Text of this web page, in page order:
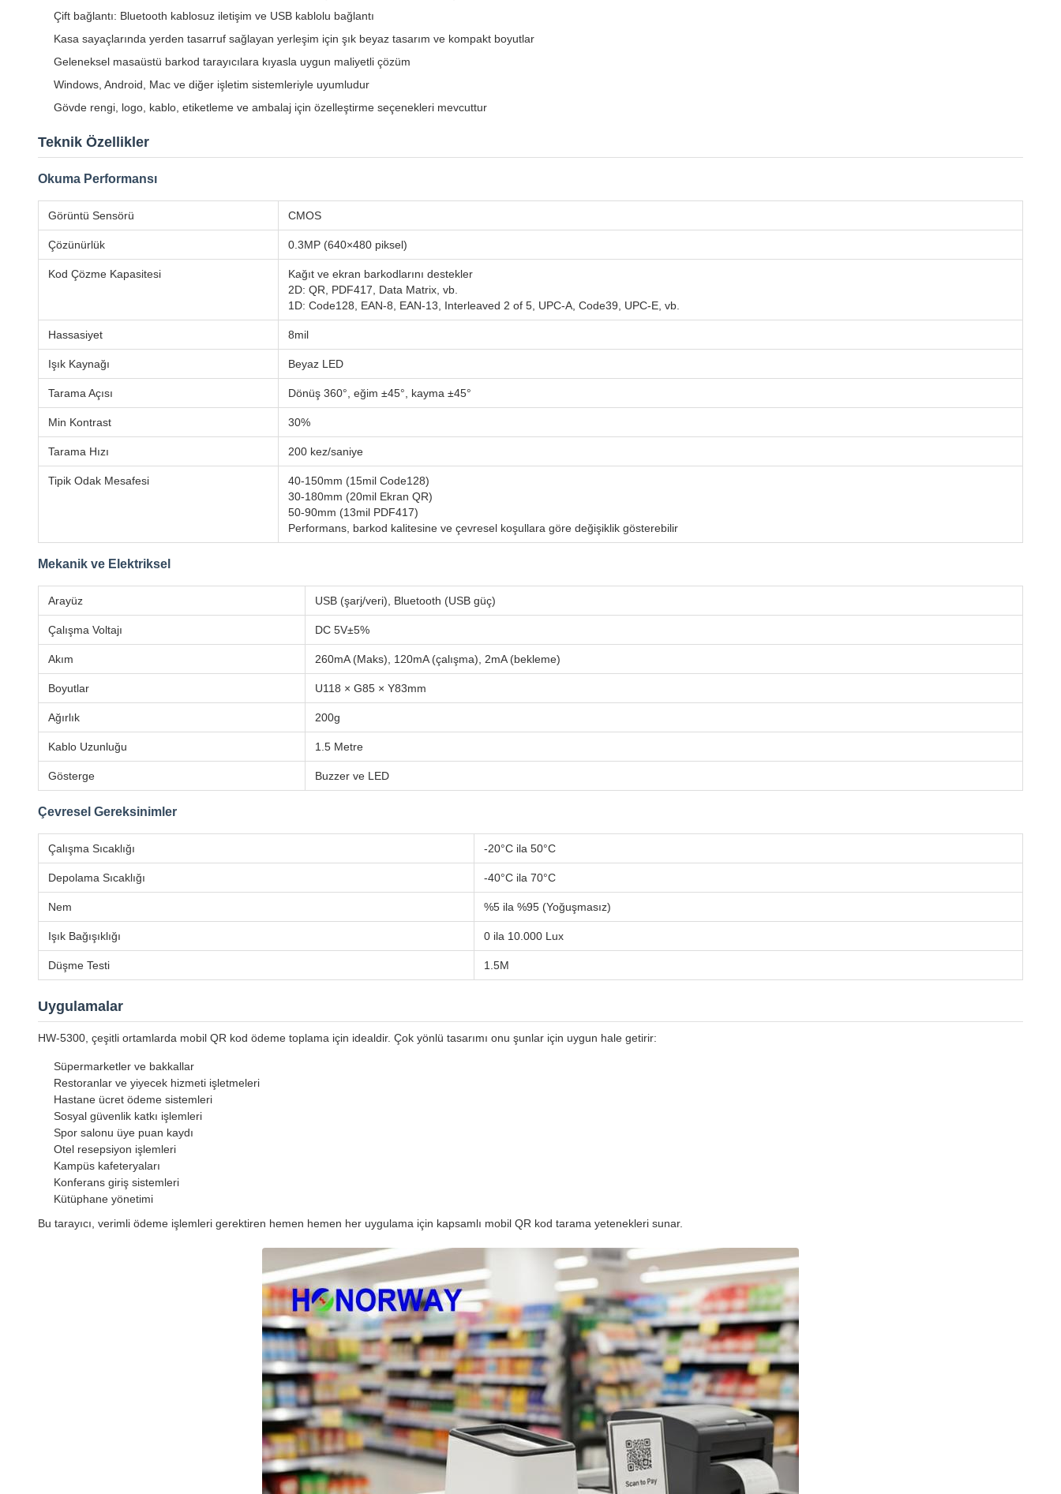
Çift bağlantı: Bluetooth kablosuz iletişim ve USB kablolu bağlantı
Kasa sayaçlarında yerden tasarruf sağlayan yerleşim için şık beyaz tasarım ve kompakt boyutlar
Geleneksel masaüstü barkod tarayıcılara kıyasla uygun maliyetli çözüm
Windows, Android, Mac ve diğer işletim sistemleriyle uyumludur
Gövde rengi, logo, kablo, etiketleme ve ambalaj için özelleştirme seçenekleri mevcuttur
Teknik Özellikler
Okuma Performansı
Görüntü Sensörü CMOS
Çözünürlük 0.3MP (640×480 piksel)
Kod Çözme Kapasitesi
Kağıt ve ekran barkodlarını destekler
2D: QR, PDF417, Data Matrix, vb.
1D: Code128, EAN-8, EAN-13, Interleaved 2 of 5, UPC-A, Code39, UPC-E, vb.
Hassasiyet 8mil
Işık Kaynağı Beyaz LED
Tarama Açısı Dönüş 360°, eğim ±45°, kayma ±45°
Min Kontrast 30%
Tarama Hızı 200 kez/saniye
Tipik Odak Mesafesi
40-150mm (15mil Code128)
30-180mm (20mil Ekran QR)
50-90mm (13mil PDF417)
Performans, barkod kalitesine ve çevresel koşullara göre değişiklik gösterebilir
Mekanik ve Elektriksel
Arayüz USB (şarj/veri), Bluetooth (USB güç)
Çalışma Voltajı DC 5V±5%
Akım 260mA (Maks), 120mA (çalışma), 2mA (bekleme)
Boyutlar U118 × G85 × Y83mm
Ağırlık 200g
Kablo Uzunluğu 1.5 Metre
Gösterge Buzzer ve LED
Çevresel Gereksinimler
Çalışma Sıcaklığı -20°C ila 50°C
Depolama Sıcaklığı -40°C ila 70°C
Nem %5 ila %95 (Yoğuşmasız)
Işık Bağışıklığı 0 ila 10.000 Lux
Düşme Testi 1.5M
Uygulamalar
HW-5300, çeşitli ortamlarda mobil QR kod ödeme toplama için idealdir. Çok yönlü tasarımı onu şunlar için uygun hale getirir:
Süpermarketler ve bakkallar
Restoranlar ve yiyecek hizmeti işletmeleri
Hastane ücret ödeme sistemleri
Sosyal güvenlik katkı işlemleri
Spor salonu üye puan kaydı
Otel resepsiyon işlemleri
Kampüs kafeteryaları
Konferans giriş sistemleri
Kütüphane yönetimi
Bu tarayıcı, verimli ödeme işlemleri gerektiren hemen hemen her uygulama için kapsamlı mobil QR kod tarama yetenekleri sunar.